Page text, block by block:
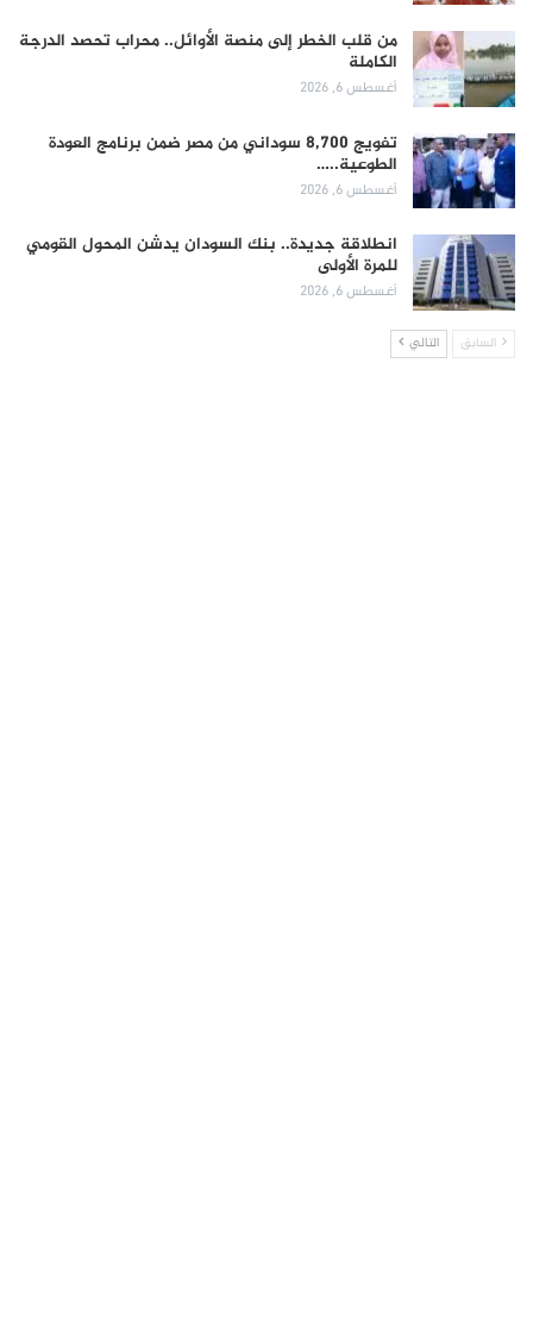
من قلب الخطر إلى منصة الأوائل.. محراب تحصد الدرجة
الكاملة
أغسطس 6, 2026
تفويج 8,700 سوداني من مصر ضمن برنامج العودة
الطوعية..…
أغسطس 6, 2026
انطلاقة جديدة.. بنك السودان يدشن المحول القومي
للمرة الأولى
أغسطس 6, 2026
السابق التالي